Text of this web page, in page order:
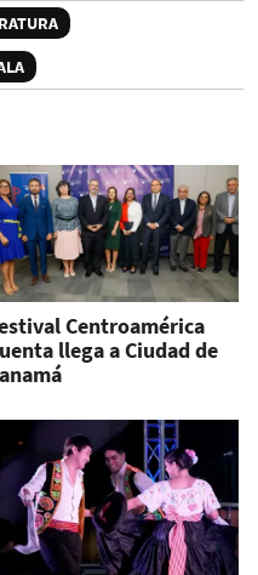
Centroamérica
llega a Ciudad de